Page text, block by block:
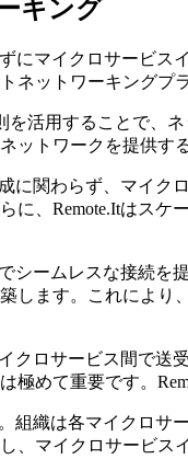
キング
マイクロサービス
ネットワーキングプ
を活用することで
ットワークを提供
に関わらず、マイ
、Remote.Itはス
シームレスな接続
します。これによ
クロサービス間で
めて重要です。
組織は各マイクロ
、マイクロサービス